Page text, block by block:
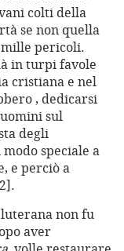
colti della
se non quella
pericoli.
in turpi favole
cristiana e nel
, dedicarsi
sul
degli
speciale a
e perciò a
non fu
aver